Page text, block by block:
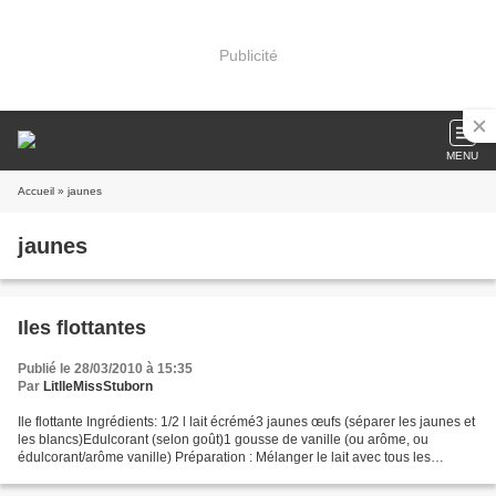
Publicité
MENU
Accueil » jaunes
jaunes
Iles flottantes
Publié le 28/03/2010 à 15:35
Par LitlleMissStuborn
Ile flottante Ingrédients: 1/2 l lait écrémé3 jaunes œufs (séparer les jaunes et
les blancs)Edulcorant (selon goût)1 gousse de vanille (ou arôme, ou
édulcorant/arôme vanille) Préparation : Mélanger le lait avec tous les